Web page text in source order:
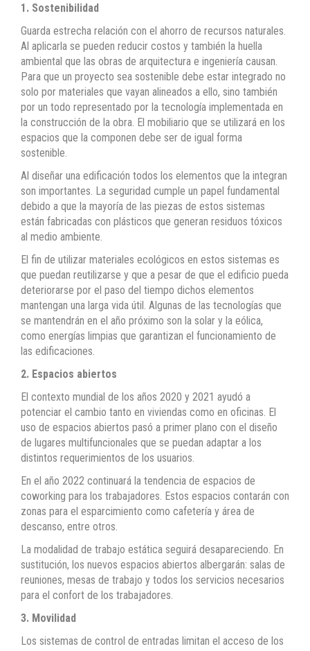
1. Sostenibilidad
Guarda estrecha relación con el ahorro de recursos naturales.
Al aplicarla se pueden reducir costos y también la huella
ambiental que las obras de arquitectura e ingeniería causan.
Para que un proyecto sea sostenible debe estar integrado no
solo por materiales que vayan alineados a ello, sino también
por un todo representado por la tecnología implementada en
la construcción de la obra. El mobiliario que se utilizará en los
espacios que la componen debe ser de igual forma
sostenible.
Al diseñar una edificación todos los elementos que la integran
son importantes. La seguridad cumple un papel fundamental
debido a que la mayoría de las piezas de estos sistemas
están fabricadas con plásticos que generan residuos tóxicos
al medio ambiente.
El fin de utilizar materiales ecológicos en estos sistemas es
que puedan reutilizarse y que a pesar de que el edificio pueda
deteriorarse por el paso del tiempo dichos elementos
mantengan una larga vida útil. Algunas de las tecnologías que
se mantendrán en el año próximo son la solar y la eólica,
como energías limpias que garantizan el funcionamiento de
las edificaciones.
2. Espacios abiertos
El contexto mundial de los años 2020 y 2021 ayudó a
potenciar el cambio tanto en viviendas como en oficinas. El
uso de espacios abiertos pasó a primer plano con el diseño
de lugares multifuncionales que se puedan adaptar a los
distintos requerimientos de los usuarios.
En el año 2022 continuará la tendencia de espacios de
coworking para los trabajadores. Estos espacios contarán con
zonas para el esparcimiento como cafetería y área de
descanso, entre otros.
La modalidad de trabajo estática seguirá desapareciendo. En
sustitución, los nuevos espacios abiertos albergarán: salas de
reuniones, mesas de trabajo y todos los servicios necesarios
para el confort de los trabajadores.
3. Movilidad
Los sistemas de control de entradas limitan el acceso de los